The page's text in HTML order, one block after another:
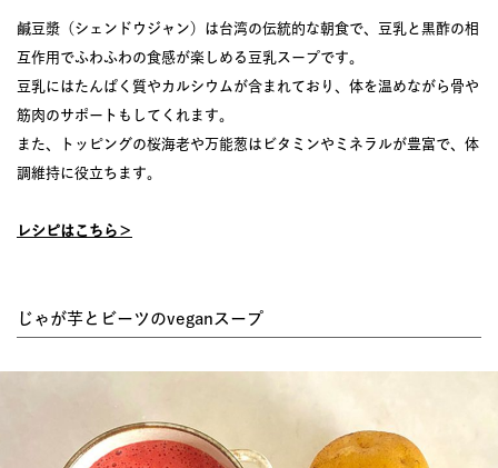
鹹豆漿（シェンドウジャン）は台湾の伝統的な朝食で、豆乳と黒酢の相
互作用でふわふわの食感が楽しめる豆乳スープです。
豆乳にはたんぱく質やカルシウムが含まれており、体を温めながら骨や
筋肉のサポートもしてくれます。
また、トッピングの桜海老や万能葱はビタミンやミネラルが豊富で、体
調維持に役立ちます。
レシピはこちら＞
じゃが芋とビーツのveganスープ